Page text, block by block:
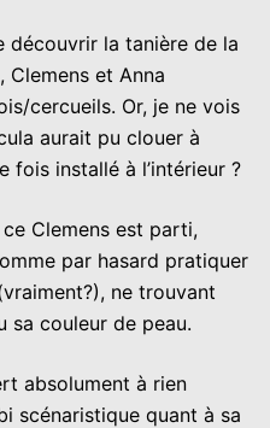
découvrir la tanière de la
Clemens et Anna
cercueils. Or, je ne vois
aurait pu clouer à
fois installé à l’intérieur ?
ce Clemens est parti,
par hasard pratiquer
ne trouvant
sa couleur de peau.
absolument à rien
scénaristique quant à sa